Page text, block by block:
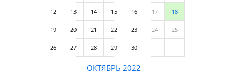
12 13 14 15 16 17 18
19 20 21 22 23 24 25
26 27 28 29 30
ОКТЯБРЬ 2022